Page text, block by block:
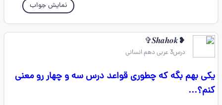
نمایش جواب
❥︎𝑺𝒉𝒂𝒉𝒐𝒌✞︎
درس3 عربی دهم انسانی
یکی بهم بگه که چطوری قواعد درس سه و چهار رو معنی
کنم؟...